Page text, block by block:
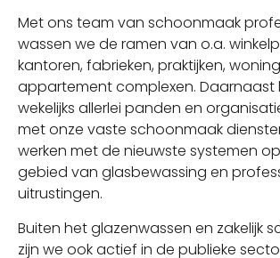
Met ons team van schoonmaak
wassen we de ramen van o.a.
kantoren, fabrieken, praktijken,
appartement complexen. Daarnaast
wekelijks allerlei panden en
met onze vaste schoonmaak
werken met de nieuwste systemen
gebied van glasbewassing en
uitrustingen.
Buiten het glazenwassen en zakelijk
zijn we ook actief in de publieke